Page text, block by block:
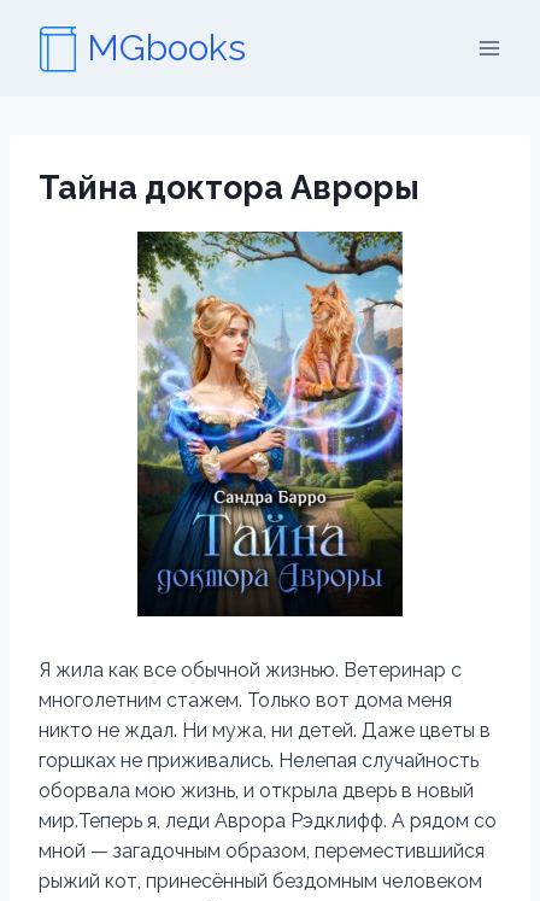
содержимому
MGbooks
Тайна доктора Авроры
Я жила как все обычной жизнью. Ветеринар с
многолетним стажем. Только вот дома меня
никто не ждал. Ни мужа, ни детей. Даже цветы в
горшках не приживались. Нелепая случайность
оборвала мою жизнь, и открыла дверь в новый
мир.Теперь я, леди Аврора Рэдклифф. А рядом со
мной — загадочным образом, переместившийся
рыжий кот, принесённый бездомным человеком